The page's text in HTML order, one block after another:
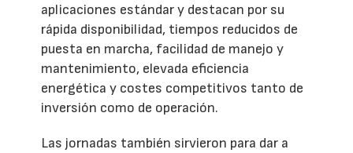
aplicaciones estándar y destacan por su
rápida disponibilidad, tiempos reducidos de
puesta en marcha, facilidad de manejo y
mantenimiento, elevada eficiencia
energética y costes competitivos tanto de
inversión como de operación.
Las jornadas también sirvieron para dar a